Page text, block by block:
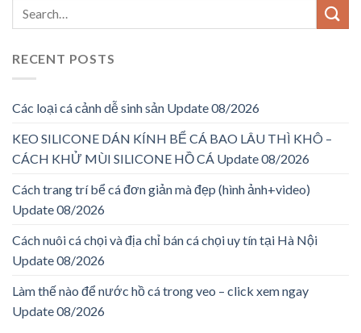
RECENT POSTS
Các loại cá cảnh dễ sinh sản Update 08/2026
KEO SILICONE DÁN KÍNH BỂ CÁ BAO LÂU THÌ KHÔ –
CÁCH KHỬ MÙI SILICONE HỒ CÁ Update 08/2026
Cách trang trí bể cá đơn giản mà đẹp (hình ảnh+video)
Update 08/2026
Cách nuôi cá chọi và địa chỉ bán cá chọi uy tín tại Hà Nội
Update 08/2026
Làm thế nào để nước hồ cá trong veo – click xem ngay
Update 08/2026